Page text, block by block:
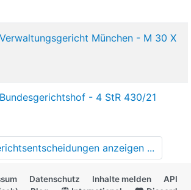
München - M 30 X
- 4 StR 430/21
anzeigen ...
Datenschutz Inhalte melden
API